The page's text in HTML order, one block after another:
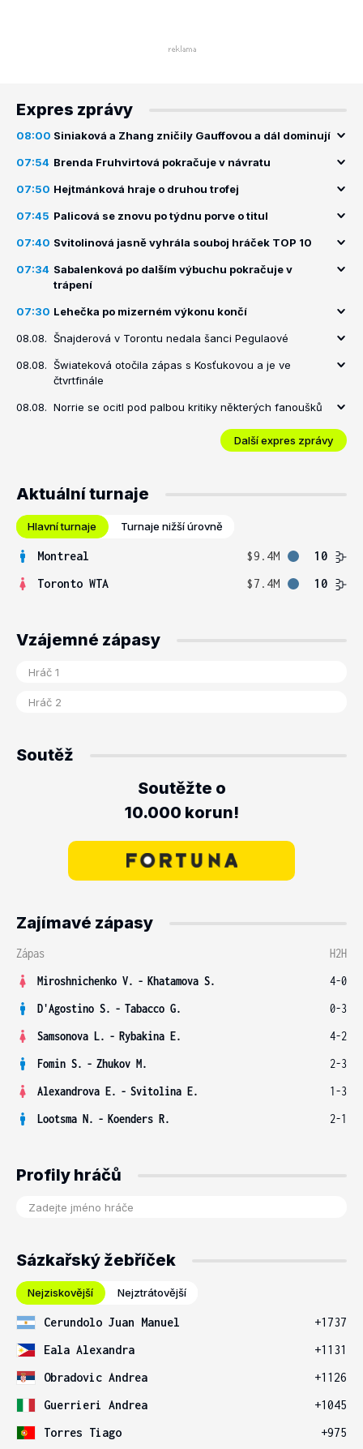
Expres zprávy
08:00 Siniaková a Zhang zničily Gauffovou a dál dominují
07:54 Brenda Fruhvirtová pokračuje v návratu
07:50 Hejtmánková hraje o druhou trofej
07:45 Palicová se znovu po týdnu porve o titul
07:40 Svitolinová jasně vyhrála souboj hráček TOP 10
07:34 Sabalenková po dalším výbuchu pokračuje v
trápení
07:30 Lehečka po mizerném výkonu končí
08.08. Šnajderová v Torontu nedala šanci Pegulaové
08.08. Šwiateková otočila zápas s Kosťukovou a je ve
čtvrtfinále
08.08. Norrie se ocitl pod palbou kritiky některých fanoušků
Další expres zprávy
Aktuální turnaje
Hlavní turnaje Turnaje nižší úrovně
Montreal $9.4M
10
Toronto WTA
$7.4M 10
Vzájemné zápasy
Soutěž
Soutěžte o
10.000 korun!
Zajímavé zápasy
Zápas
H2H
Miroshnichenko V. - Khatamova S.
4-0
D'Agostino S. - Tabacco G.
0-3
Samsonova L. - Rybakina E.
4-2
Fomin S. - Zhukov M.
2-3
Alexandrova E. - Svitolina E.
1-3
Lootsma N. - Koenders R. 2-1
Profily hráčů
Sázkařský žebříček
Nejziskovější Nejztrátovější
Cerundolo Juan Manuel
+1737
Eala Alexandra
+1131
Obradovic Andrea
+1126
Guerrieri Andrea
+1045
Torres Tiago
+975